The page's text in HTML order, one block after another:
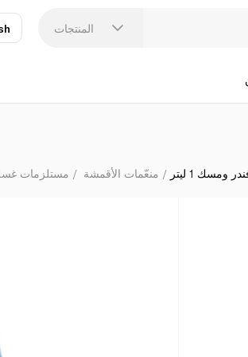
المنتجات
مستلزمات منعّمات الأقمشة 1 ليتر